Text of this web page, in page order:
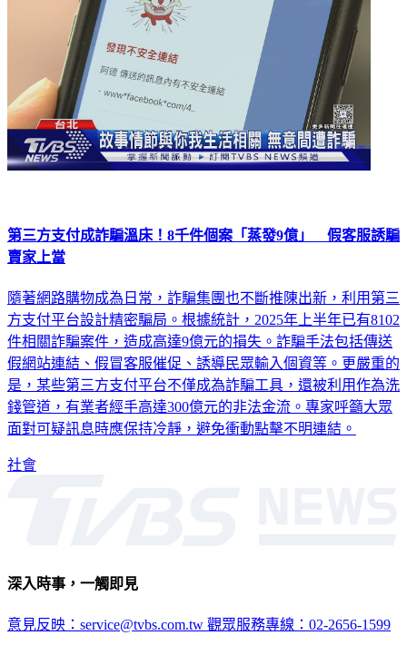
第三方支付成詐騙溫床！8千件個案「蒸發9億」 假客服誘騙
隨著網路購物成為日常，詐騙集團也不斷推陳出新，利用第三
方支付平台設計精密騙局。根據統計，2025年上半年已有8102
件相關詐騙案件，造成高達9億元的損失。詐騙手法包括傳送
假網站連結、假冒客服催促、誘導民眾輸入個資等。更嚴重的
是，某些第三方支付平台不僅成為詐騙工具，還被利用作為洗
錢管道，有業者經手高達300億元的非法金流。專家呼籲大眾